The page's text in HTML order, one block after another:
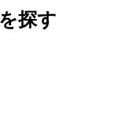
探す